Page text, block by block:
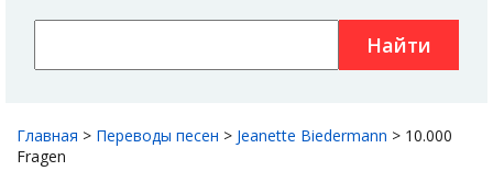
Найти
Главная > Переводы песен > Jeanette Biedermann > 10.000
Fragen